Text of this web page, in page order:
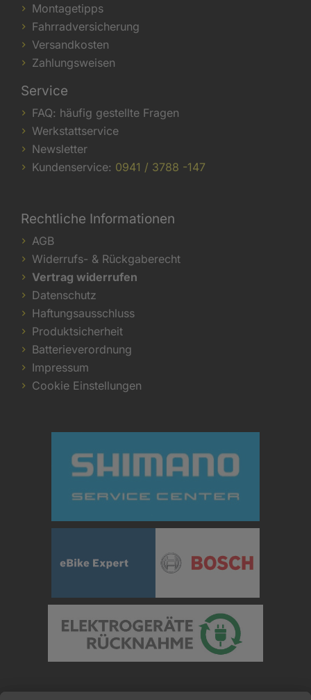
Montagetipps
Fahrradversicherung
Versandkosten
Zahlungsweisen
Service
FAQ: häufig gestellte Fragen
Werkstattservice
Newsletter
Kundenservice: 0941 / 3788 -147
Rechtliche Informationen
AGB
Widerrufs- & Rückgaberecht
Vertrag widerrufen
Datenschutz
Haftungsausschluss
Produktsicherheit
Batterieverordnung
Impressum
Cookie Einstellungen